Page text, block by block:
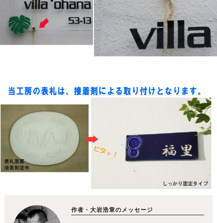
作者・大岩浩章のメッセージ